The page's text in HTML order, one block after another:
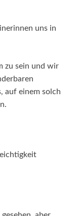
uns in
zu sein und wir
auf einem solch